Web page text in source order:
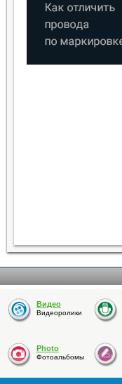
Видео
Видеоролики
Photo
Фотоальбомы